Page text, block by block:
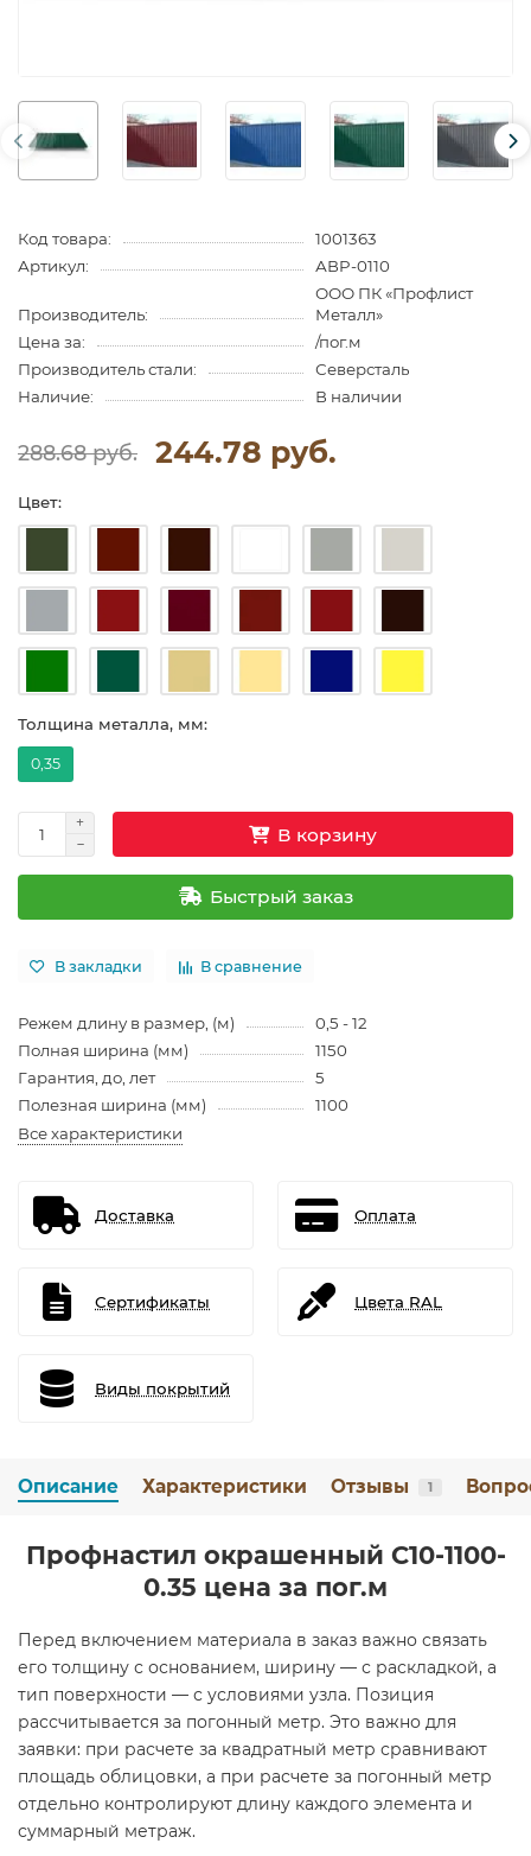
Код товара:
1001363
Артикул:
АВP-0110
Производитель:
ООО ПК «Профлист
Металл»
Цена за:
/пог.м
Производитель стали:
Северсталь
Наличие:
В наличии
288.68 руб. 244.78 руб.
Цвет:
Толщина металла, мм:
0,35
В корзину
Быстрый заказ
В закладки В сравнение
Режем длину в размер, (м)
0,5 - 12
Полная ширина (мм)
1150
Гарантия, до, лет
5
Полезная ширина (мм)
1100
Все характеристики
Доставка Оплата
Сертификаты Цвета RAL
Виды покрытий
Описание Характеристики Отзывы 1
Профнастил окрашенный С10-1100-
0.35 цена за пог.м
Перед включением материала в заказ важно связать
его толщину с основанием, ширину — с раскладкой, а
тип поверхности — с условиями узла. Позиция
рассчитывается за погонный метр. Это важно для
заявки: при расчете за квадратный метр сравнивают
площадь облицовки, а при расчете за погонный метр
отдельно контролируют длину каждого элемента и
суммарный метраж.